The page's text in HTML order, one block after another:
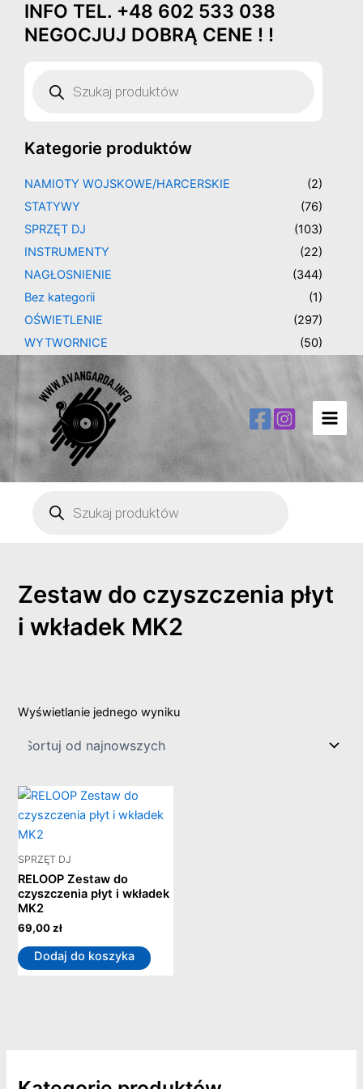
PrzejdźINFO TEL. +48 602 533 038
NEGOCJUJ DOBRĄ CENE ! !
produktów
Kategorie produktów
NAMIOTY WOJSKOWE/HARCERSKIE
(2)
STATYWY
(76)
SPRZĘT DJ
(103)
INSTRUMENTY
(22)
NAGŁOSNIENIE
(344)
Bez kategorii
(1)
OŚWIETLENIE
(297)
WYTWORNICE
(50)
Menu
produktów
Zestaw do czyszczenia płyt
i wkładek MK2
Wyświetlanie jednego wyniku
SPRZĘT DJ
RELOOP Zestaw do
czyszczenia płyt i wkładek
MK2
69,00zł
Dodaj do koszyka